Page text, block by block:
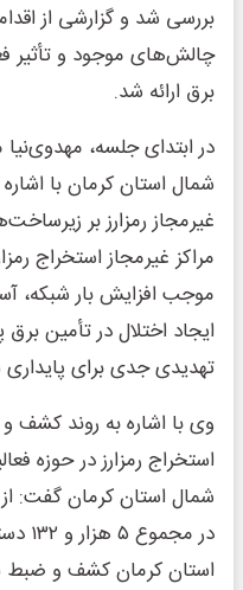
بررسی شد و گزارشی از
چالش‌های موجود و تأثیر
برق ارائه شد.
در ابتدای جلسه،
شمال استان کرمان با
غیرمجاز رمزارز بر
مراکز غیرمجاز استخراج
موجب افزایش بار شبکه،
ایجاد اختلال در تأمین
تهدیدی جدی برای
وی با اشاره به روند کشف
استخراج رمزارز در حوزه
در
استان کرمان کشف و